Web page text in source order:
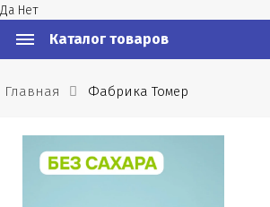
Да Нет
Каталог товаров
Главная Фабрика Томер